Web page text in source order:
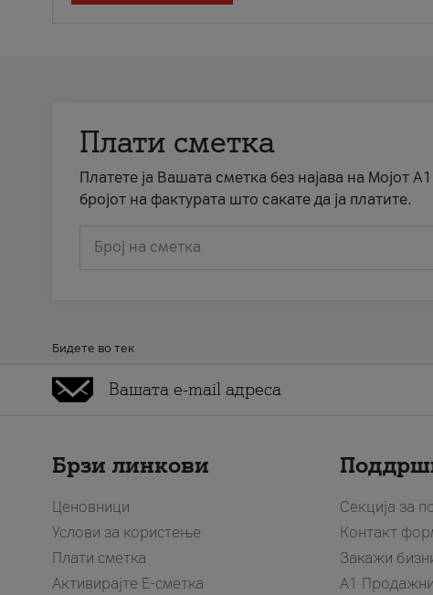
Плати сметка
Платете ја Вашата сметка без најава на Мојот
бројот на фактурата што сакате да ја платите.
Број на сметка
Бидете во тек
Брзи линкови
Ценовници
Услови за користење
Плати сметка
Активирајте Е-сметка
Секција за
Контакт
Закажи
A1